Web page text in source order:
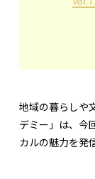
地域の暮らしや
デミー」は、今
カルの魅力を発